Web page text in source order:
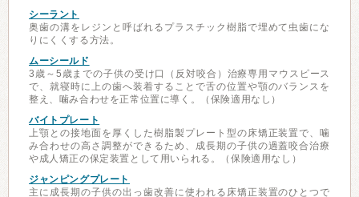
シーラント
奥歯の溝をレジンと呼ばれるプラスチック樹脂で埋めて虫歯にな
りにくくする方法。
ムーシールド
3歳～5歳までの子供の受け口（反対咬合）治療専用マウスピース
で、就寝時に上の歯へ装着することで舌の位置や顎のバランスを
整え、噛み合わせを正常位置に導く。（保険適用なし）
バイトプレート
上顎との接地面を厚くした樹脂製プレート型の床矯正装置で、噛
み合わせの高さ調整ができるため、成長期の子供の過蓋咬合治療
や成人矯正の保定装置として用いられる。（保険適用なし）
ジャンピングプレート
主に成長期の子供の出っ歯改善に使われる床矯正装置のひとつで